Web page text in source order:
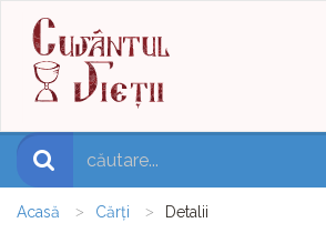
Acasă Cărți Detalii